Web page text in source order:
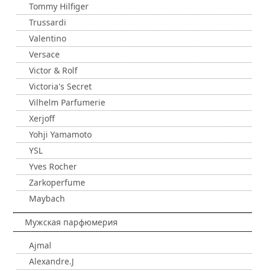
Tommy Hilfiger
Trussardi
Valentino
Versace
Victor & Rolf
Victoria's Secret
Vilhelm Parfumerie
Xerjoff
Yohji Yamamoto
YSL
Yves Rocher
Zarkoperfume
Maybach
Мужская парфюмерия
Ajmal
Alexandre.J